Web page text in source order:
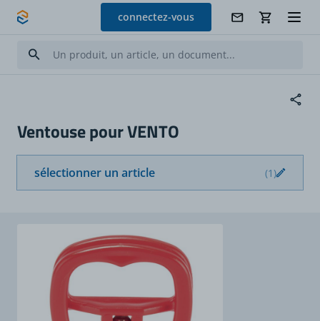
Allez au contenu
connectez-vous
Ventouse pour VENTO
sélectionner un article (1)